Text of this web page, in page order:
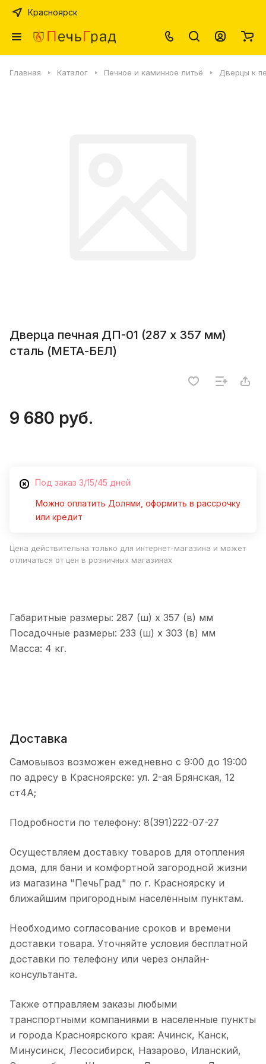
Красноярск
Главная Каталог Печное и каминное литьё Дверцы к
Дверца печная ДП-01 (287 х 357 мм)
сталь (МЕТА-БЕЛ)
9 680 руб.
Под заказ 3/15/45 дней
Можно оплатить Долями, оформить в рассрочку
или кредит
Цена действительна только для интернет-магазина и может
отличаться от цен в розничных магазинах
Габаритные размеры: 287 (ш) х 357 (в) мм
Посадочные размеры: 233 (ш) х 303 (в) мм
Масса: 4 кг.
Доставка
Самовывоз возможен ежедневно с 9:00 до 19:00
по адресу в Красноярске: ул. 2-ая Брянская, 12
ст4А;
Подробности по телефону: 8(391)222-07-27
Осуществляем доставку товаров для отопления
дома, для бани и комфортной загородной жизни
из магазина "ПечьГрад" по г. Красноярску и
ближайшим пригородным населённым пунктам.
Необходимо согласование сроков и времени
доставки товара. Уточняйте условия бесплатной
доставки по телефону или через онлайн-
консультанта.
Также отправляем заказы любыми
транспортными компаниями в населенные пункты
и города Красноярского края: Ачинск, Канск,
Минусинск, Лесосибирск, Назарово, Иланский,